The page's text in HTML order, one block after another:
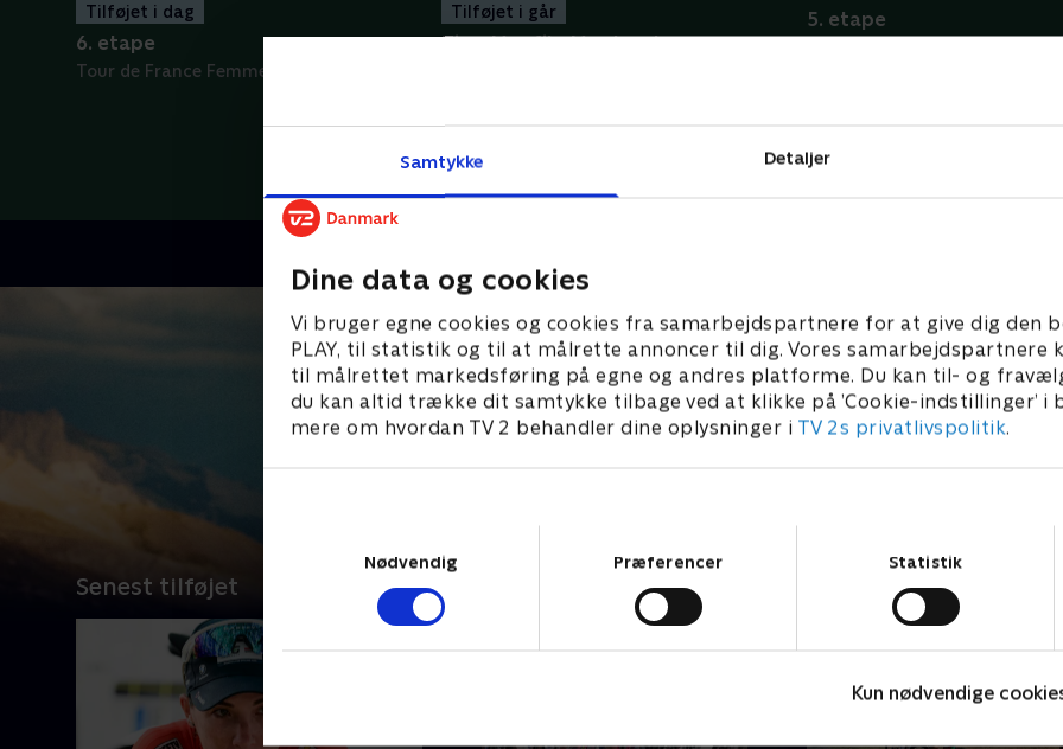
Samtykke Detaljer
Dine data og cookies
Vi bruger egne cookies og cookies fra samarbejdspartnere for at give dig den
PLAY, til statistik og til at målrette annoncer til dig. Vores samarbejdspartnere
til målrettet markedsføring på egne og andres platforme. Du kan til- og
du kan altid trække dit samtykke tilbage ved at klikke på ’Cookie-indstillinger’ i
mere om hvordan TV 2 behandler dine oplysninger i TV 2s privatlivspolitik.
Nødvendig
Præferencer Statistik
Kun nødvendige
Tilføjet i dag
6. etape
Tour de France Femmes - Højdepunkter
Tilføjet i går
Tien-Monfils, Montreal
5. etape
Flere højdepunkter her
Senest tilføjet